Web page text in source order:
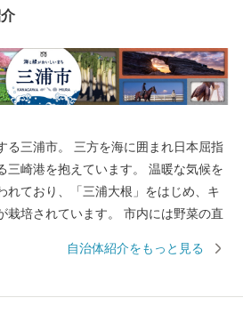
る三浦市。 三方を海に囲まれ日本屈指
三崎港を抱えています。 温暖な気候を
れており、「三浦大根」をはじめ、キ
栽培されています。 市内には野菜の直
歩もお楽しみいただけます。 また、食
自治体紹介をもっと見る